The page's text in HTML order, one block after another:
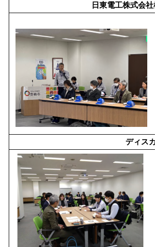
日東電工株式会
ディス